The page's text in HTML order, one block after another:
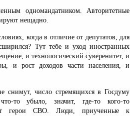
одномандатником. Авторитетные
нещадно.
когда в отличие от депутатов, для
Тут тебе и уход иностранных
и технологический суверенитет, и
и рост доходов части населения, и
снимут, число стремящихся в Госдуму
то убыло, значит, где-то кого-то
герои СВО. Люди, приученные к